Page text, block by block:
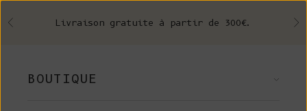
Précédent Livraison gratuite à partir de 300€.
BOUTIQUE